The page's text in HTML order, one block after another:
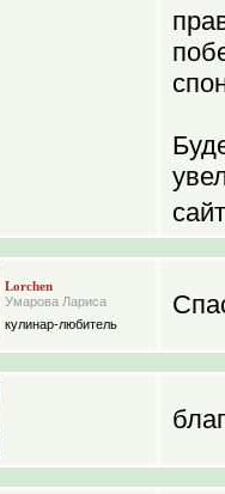
Lorchen
Умарова Лариса
кулинар-любитель